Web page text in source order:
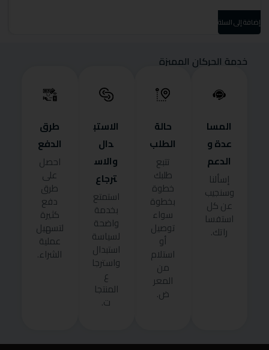
إضافة إلى السلة
خدمة الحركان المميزة
المسا
عدة و
الدعم
إسألنا
وسنجيب
عن كل
استفسا
راتك.
حالة
الطلب
تتبع
طلبك
خطوة
بخطوة
سواء
توصيل
أو
استلام
من
المعر
ض.
الاستب
دال
والاس
ترجاع
استمتع
بخدمة
واضحة
لسياسة
استبدال
واسترجا
ع
المنتجا
ت.
طرق
الدفع
احصل
على
طرق
دفع
كثيرة
لتسهيل
عملية
الشراء.